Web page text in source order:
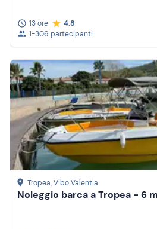
13 ore
4.8
1-306 partecipanti
Tropea, Vibo Valentia
Noleggio barca a Tropea - 6